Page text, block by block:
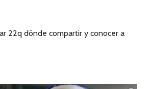
22q dónde compartir y conocer a